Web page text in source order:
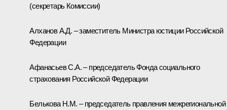
(секретарь Комиссии)
Алханов А.Д. – заместитель Министра юстиции Российской
Федерации
Афанасьев С.А. – председатель Фонда социального
страхования Российской Федерации
Белькова Н.М. – председатель правления межрегиональной